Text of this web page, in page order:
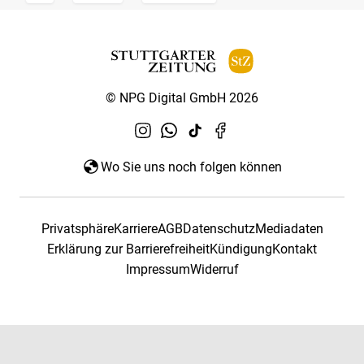
© NPG Digital GmbH 2026
Wo Sie uns noch folgen können
PrivatsphäreKarriereAGBDatenschutzMediadaten
Erklärung zur BarrierefreiheitKündigungKontakt
ImpressumWiderruf